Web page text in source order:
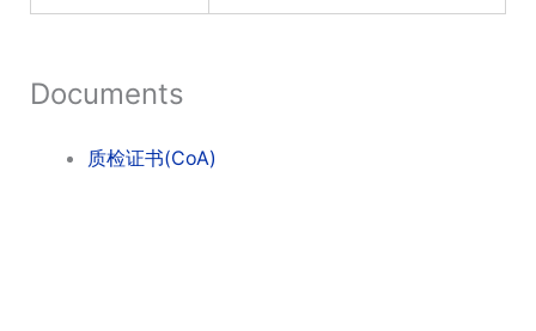
Documents
质检证书(CoA)